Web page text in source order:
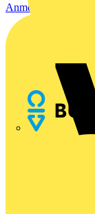
Anmelden